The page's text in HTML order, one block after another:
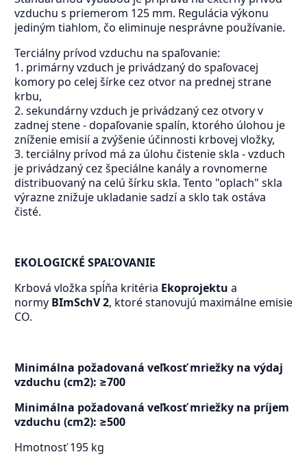
vzduchu s priemerom 125 mm. Regulácia výkonu
jediným tiahlom, čo eliminuje nesprávne používanie.
Terciálny prívod vzduchu na spaľovanie:
1. primárny vzduch je privádzaný do spaľovacej
komory po celej šírke cez otvor na prednej strane
krbu,
2. sekundárny vzduch je privádzaný cez otvory v
zadnej stene - dopaľovanie spalín, ktorého úlohou je
zníženie emisií a zvýšenie účinnosti krbovej vložky,
3. terciálny prívod má za úlohu čistenie skla - vzduch
je privádzaný cez špeciálne kanály a rovnomerne
distribuovaný na celú šírku skla. Tento "oplach" skla
výrazne znižuje ukladanie sadzí a sklo tak ostáva
čisté.
EKOLOGICKÉ SPAĽOVANIE
Krbová vložka spĺňa kritéria Ekoprojektu a
normy BImSchV 2, ktoré stanovujú maximálne emisie
CO.
Minimálna požadovaná veľkosť mriežky na výdaj
vzduchu (cm2): ≥700
Minimálna požadovaná veľkosť mriežky na príjem
vzduchu (cm2): ≥500
Hmotnosť195 kg